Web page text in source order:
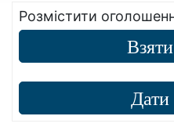
Розмістити
Дати